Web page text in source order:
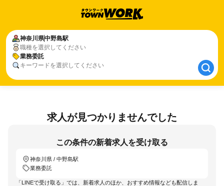
神奈川県中野島駅
職種を選択してください
業務委託
キーワードを選択してください
神奈川県中野島駅
業務委託
求人が見つかりませんでした
この条件の新着求人を受け取る
神奈川県 / 中野島駅
業務委託
「LINEで受け取る」では、新着求人のほか、おすすめ情報なども配信しま